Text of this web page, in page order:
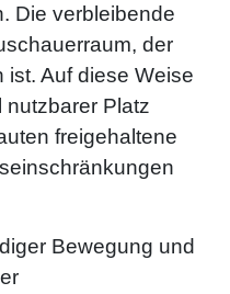
Die verbleibende
der
Auf diese Weise
nutzbarer Platz
freigehaltene
Bewegung und